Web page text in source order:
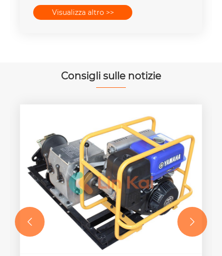
Visualizza altro >>
Consigli sulle notizie
 